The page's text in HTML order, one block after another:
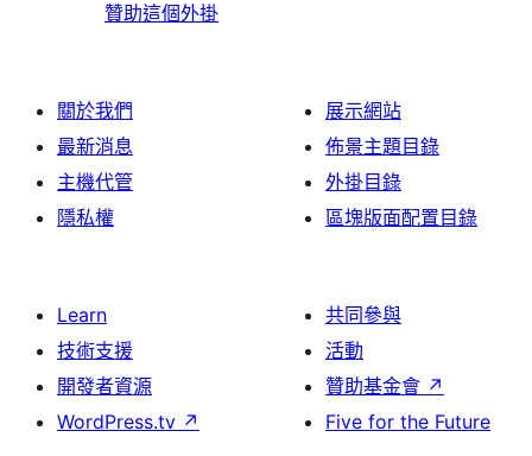
贊助這個外掛
關於我們
最新消息
主機代管
隱私權
展示網站
佈景主題目錄
外掛目錄
區塊版面配置目錄
Learn
技術支援
開發者資源
WordPress.tv ↗
共同參與
活動
贊助基金會 ↗
Five for the Future